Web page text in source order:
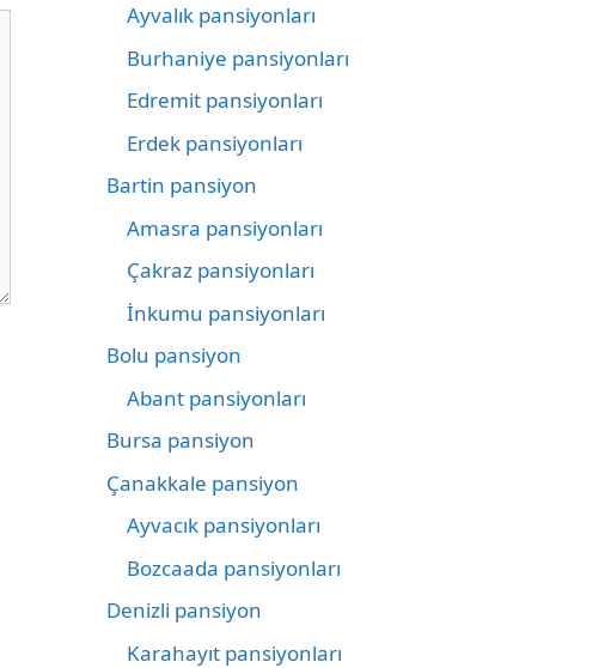
Ayvalık pansiyonları
Burhaniye pansiyonları
Edremit pansiyonları
Erdek pansiyonları
Bartin pansiyon
Amasra pansiyonları
Çakraz pansiyonları
İnkumu pansiyonları
Bolu pansiyon
Abant pansiyonları
Bursa pansiyon
Çanakkale pansiyon
Ayvacık pansiyonları
Bozcaada pansiyonları
Denizli pansiyon
Karahayıt pansiyonları